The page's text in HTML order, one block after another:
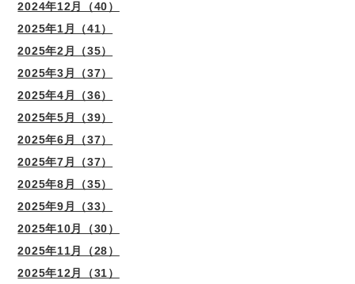
2024年12月（40）
2025年1月（41）
2025年2月（35）
2025年3月（37）
2025年4月（36）
2025年5月（39）
2025年6月（37）
2025年7月（37）
2025年8月（35）
2025年9月（33）
2025年10月（30）
2025年11月（28）
2025年12月（31）